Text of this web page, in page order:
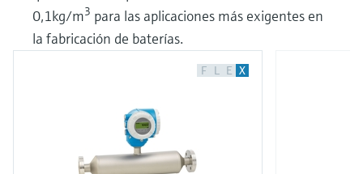
0,1kg/m3 para las aplicaciones más exigentes en
la fabricación de baterías.
F L E X